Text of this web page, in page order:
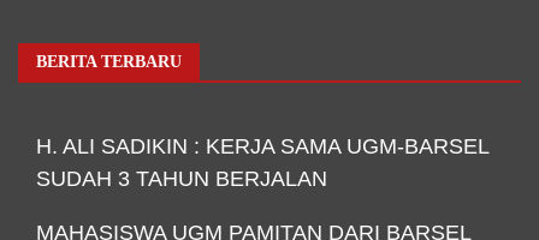
BERITA TERBARU
H. ALI SADIKIN : KERJA SAMA UGM-BARSEL
SUDAH 3 TAHUN BERJALAN
MAHASISWA UGM PAMITAN DARI BARSEL